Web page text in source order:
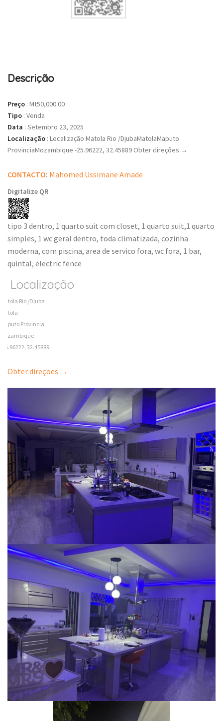
Descrição
Preço : Mt50,000.00
Tipo : Venda
Data : Setembro 23, 2025
Localização : Localização Matola Rio /DjubaMatolaMaputo
ProvinciaMozambique -25.96222, 32.45889 Obter direções →
CONTACTO: Mahomed Ussimane Amade
Digitalize QR
tipo 3 dentro, 1 quarto suit com closet, 1 quarto suit,1 quarto
simples, 1 wc geral dentro, toda climatizada, cozinha
moderna, com piscina, area de servico fora, wc fora, 1 bar,
quintal, electric fence
Localização
Matola Rio /Djuba
Matola
Maputo Provincia
Mozambique
-25.96222, 32.45889
Obter direções →